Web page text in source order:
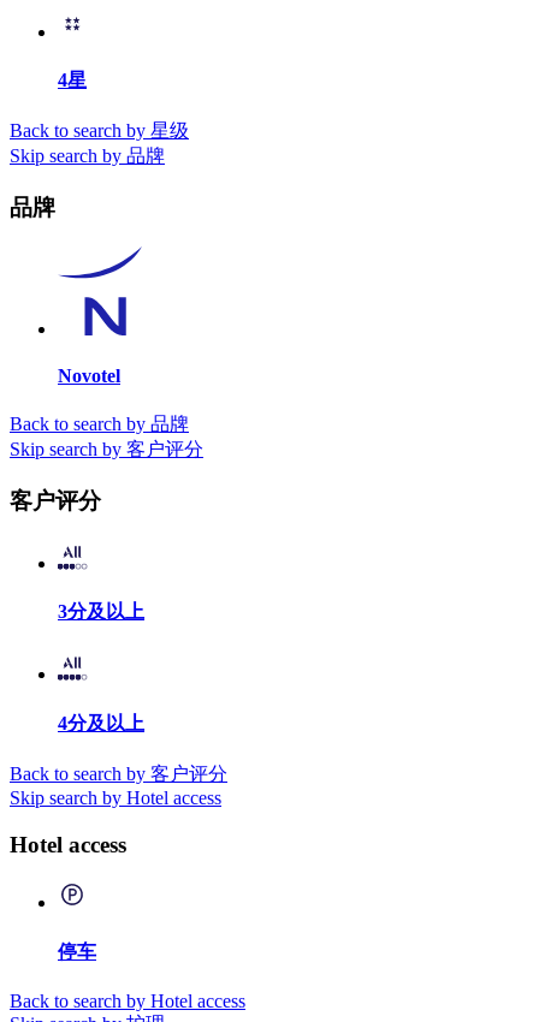
4星
Back to search by 星级
Skip search by 品牌
品牌
Novotel
Back to search by 品牌
Skip search by 客户评分
客户评分
3分及以上
4分及以上
Back to search by 客户评分
Skip search by Hotel access
Hotel access
停车
Back to search by Hotel access